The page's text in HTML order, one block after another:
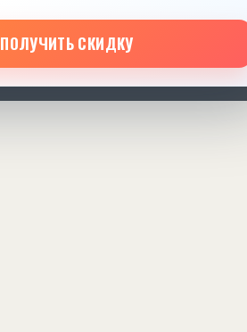
ПОЛУЧИТЬ СКИДКУ